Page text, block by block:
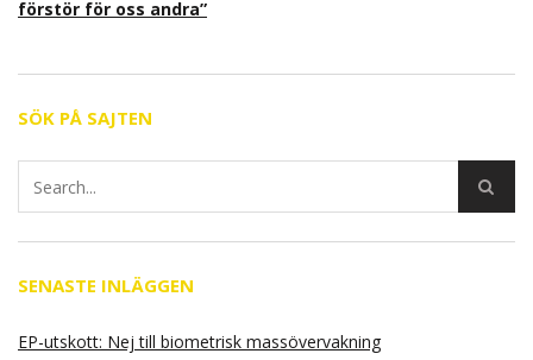
förstör för oss andra”
SÖK PÅ SAJTEN
SENASTE INLÄGGEN
EP-utskott: Nej till biometrisk massövervakning